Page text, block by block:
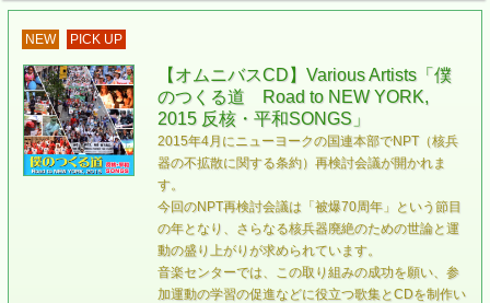
核不拡散条約（NPT）とは？／非核兵器地帯 - 核兵器のない
世界に／原水爆禁止運動のあゆみ／核兵器廃絶の運動とうた
ごえ／原爆パネル展より／被爆者からのメッセージ／国民平
和大行進のはじまり／広がる非核・平和の自治体／全国の被
爆者健康手帳所持者／被爆者健康手帳所持者数の推移／被爆
者健康手帳／母の思いを受け継いで（おりづるの子・東京被
爆二世の会 会長 田崎豊子）／日本国憲法前文／世界をうご
かす署名をさらに大きく／日本国憲法第九条／核兵器全面禁
止のアピール（署名用紙）／各曲の解説ほか
NEW PICK UP
【オムニバスCD】Various Artists「僕
のつくる道 Road to NEW YORK,
2015 反核・平和SONGS」
2015年4月にニューヨークの国連本部でNPT（核兵
器の不拡散に関する条約）再検討会議が開かれま
す。
今回のNPT再検討会議は「被爆70周年」という節目
の年となり、さらなる核兵器廃絶のための世論と運
動の盛り上がりが求められています。
音楽センターでは、この取り組みの成功を願い、参
加運動の学習の促進などに役立つ歌集とCDを制作い